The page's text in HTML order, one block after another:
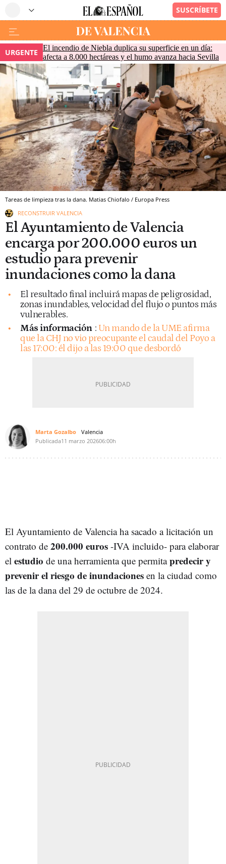
URGENTE
El incendio de Niebla duplica su superficie en un día:
afecta a 8.000 hectáreas y el humo avanza hacia Sevilla
Tareas de limpieza tras la dana. Matias Chiofalo / Europa Press
RECONSTRUIR VALENCIA
El Ayuntamiento de Valencia
encarga por 200.000 euros un
estudio para prevenir
inundaciones como la dana
El resultado final incluirá mapas de peligrosidad,
zonas inundables, velocidad del flujo o puntos más
vulnerables.
Más información : Un mando de la UME afirma
que la CHJ no vio preocupante el caudal del Poyo a
las 17:00: él dijo a las 19:00 que desbordó
Marta Gozalbo
Valencia
Publicada11 marzo 202606:00h
El Ayuntamiento de Valencia ha sacado a licitación un
contrato de 200.000 euros -IVA incluido- para elaborar
el estudio de una herramienta que permitapredecir y
prevenir el riesgo de inundaciones en la ciudad como
las de la dana del 29 de octubre de 2024.